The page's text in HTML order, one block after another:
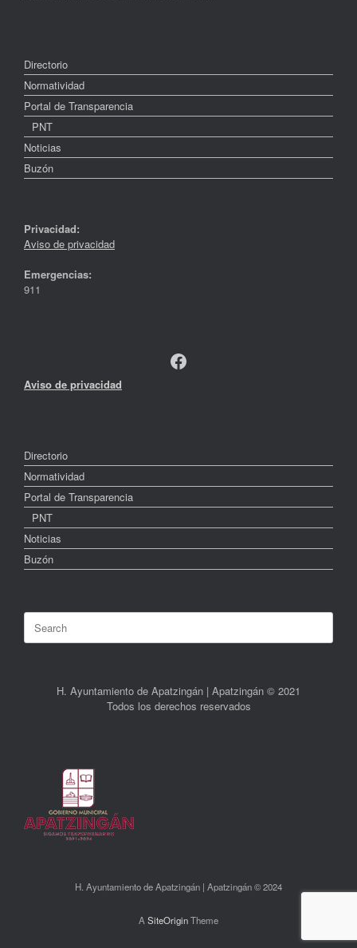
Directorio
Normatividad
Portal de Transparencia
PNT
Noticias
Buzón
Privacidad:
Aviso de privacidad
Emergencias:
911
Facebook
Aviso de privacidad
Directorio
Normatividad
Portal de Transparencia
PNT
Noticias
Buzón
Search
for:
H. Ayuntamiento de Apatzingán | Apatzingán © 2021
Todos los derechos reservados
H. Ayuntamiento de Apatzingán | Apatzingán © 2024
ASiteOriginTheme